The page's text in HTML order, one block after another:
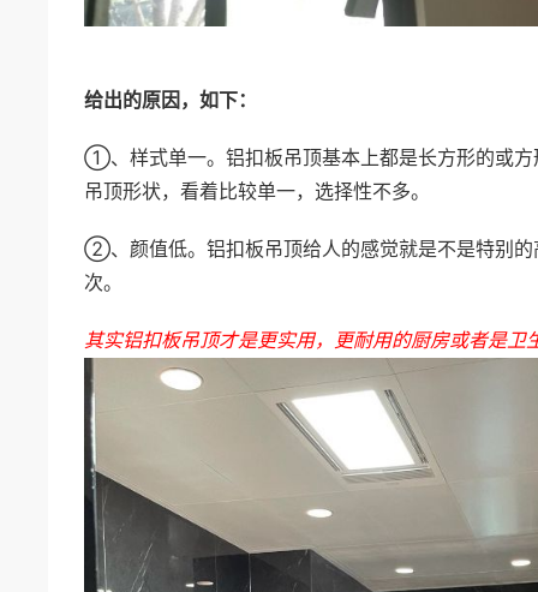
给出的原因，如下：
①、样式单一。铝扣板吊顶基本上都是长方形的或方
吊顶形状，看着比较单一，选择性不多。
②、颜值低。铝扣板吊顶给人的感觉就是不是特别的
次。
其实铝扣板吊顶才是更实用，更耐用的厨房或者是卫